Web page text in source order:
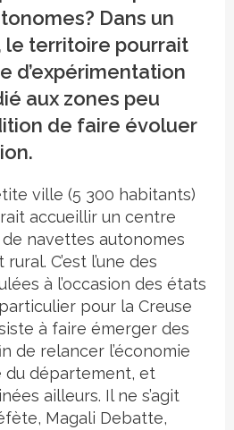
Dans un
le territoire pourrait
d’expérimentation
aux zones peu
de faire évoluer
ville (5 300 habitants)
accueillir un centre
navettes autonomes
C’est l’une des
à l’occasion des états
pour la Creuse
à faire émerger des
de relancer l’économie
du département, et
ailleurs. Il ne s’agit
Magali Debatte,